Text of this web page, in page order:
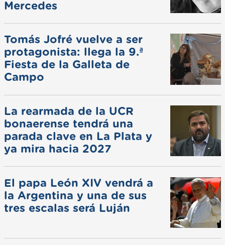
Mercedes
Tomás Jofré vuelve a ser
protagonista: llega la 9.ª
Fiesta de la Galleta de
Campo
La rearmada de la UCR
bonaerense tendrá una
parada clave en La Plata y
ya mira hacia 2027
El papa León XIV vendrá a
la Argentina y una de sus
tres escalas será Luján